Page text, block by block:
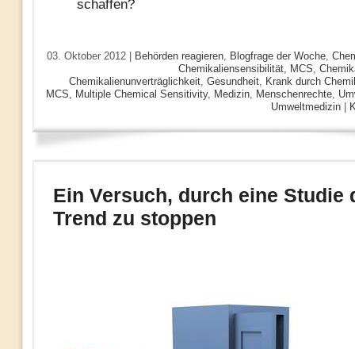
schaffen?
03. Oktober 2012 | Behörden reagieren, Blogfrage der Woche,
Chemikaliensensibilität, MCS,
Chemikalienunverträglichkeit, Gesundheit, Krank durch
MCS, Multiple Chemical Sensitivity, Medizin, Menschenrechte,
Umweltmedizin
Ein Versuch, durch eine Studie
Trend zu stoppen